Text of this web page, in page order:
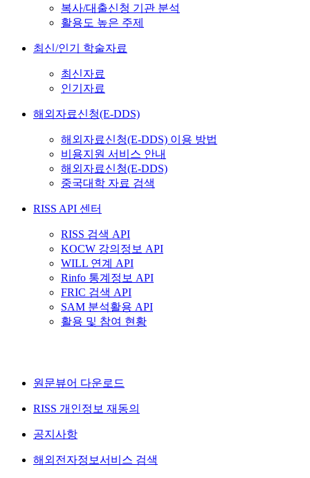
복사/대출신청 기관 분석
활용도 높은 주제
최신/인기 학술자료
최신자료
인기자료
해외자료신청(E-DDS)
해외자료신청(E-DDS) 이용 방법
비용지원 서비스 안내
해외자료신청(E-DDS)
중국대학 자료 검색
RISS API 센터
RISS 검색 API
KOCW 강의정보 API
WILL 연계 API
Rinfo 통계정보 API
FRIC 검색 API
SAM 분석활용 API
활용 및 참여 현황
원문뷰어 다운로드
RISS 개인정보 재동의
공지사항
해외전자정보서비스 검색